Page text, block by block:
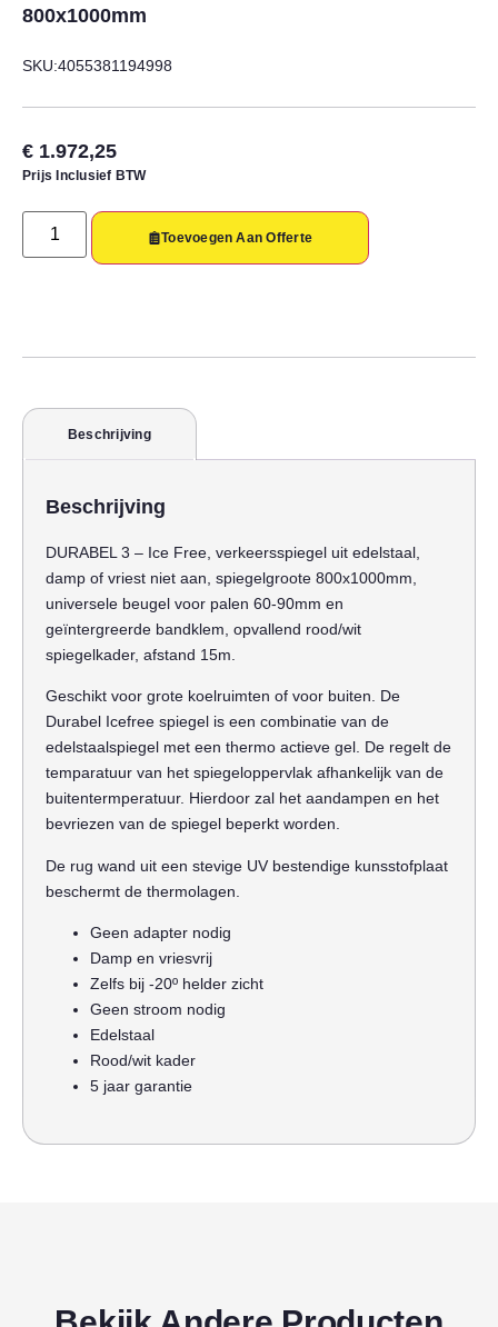
800x1000mm
SKU:4055381194998
€ 1.972,25
Prijs Inclusief BTW
Toevoegen Aan Offerte
Beschrijving
Beschrijving
DURABEL 3 – Ice Free, verkeersspiegel uit edelstaal,
damp of vriest niet aan, spiegelgroote 800x1000mm,
universele beugel voor palen 60-90mm en
geïntergreerde bandklem, opvallend rood/wit
spiegelkader, afstand 15m.
Geschikt voor grote koelruimten of voor buiten. De
Durabel Icefree spiegel is een combinatie van de
edelstaalspiegel met een thermo actieve gel. De regelt de
temparatuur van het spiegeloppervlak afhankelijk van de
buitentermperatuur. Hierdoor zal het aandampen en het
bevriezen van de spiegel beperkt worden.
De rug wand uit een stevige UV bestendige kunsstofplaat
beschermt de thermolagen.
Geen adapter nodig
Damp en vriesvrij
Zelfs bij -20º helder zicht
Geen stroom nodig
Edelstaal
Rood/wit kader
5 jaar garantie